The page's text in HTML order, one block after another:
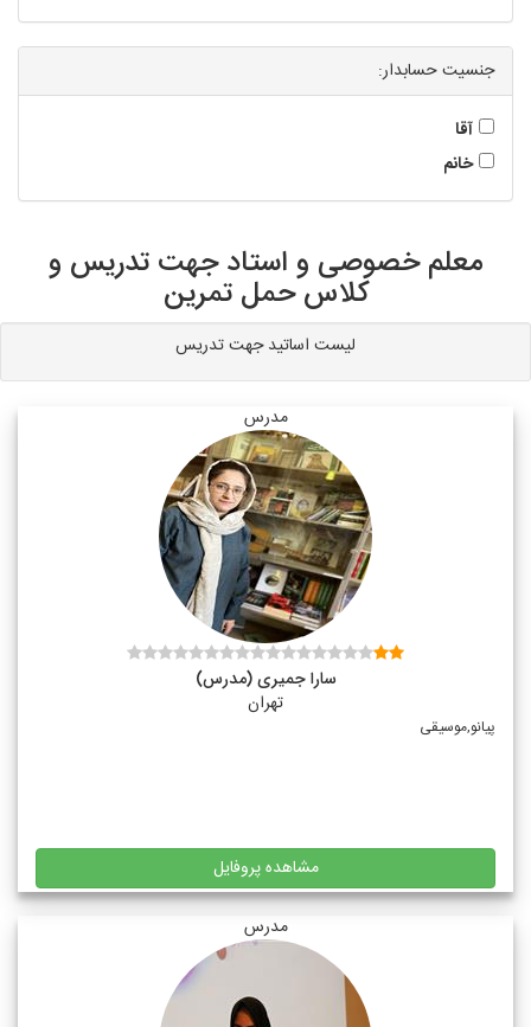
جنسیت حسابدار:
آقا
خانم
معلم خصوصی و استاد جهت تدریس و
کلاس حمل تمرین
لیست اساتید جهت تدریس
مدرس
سارا جمیری (مدرس)
تهران
پیانو,موسیقی
مشاهده پروفایل
مدرس